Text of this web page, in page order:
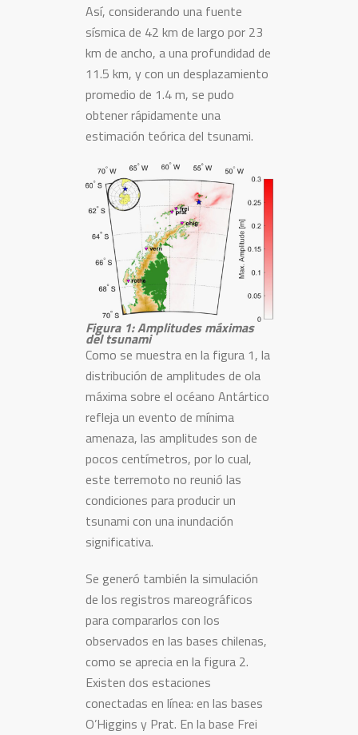
Así, considerando una fuente
sísmica de 42 km de largo por 23
km de ancho, a una profundidad de
11.5 km, y con un desplazamiento
promedio de 1.4 m, se pudo
obtener rápidamente una
estimación teórica del tsunami.
Figura 1: Amplitudes máximas
del tsunami
Como se muestra en la figura 1, la
distribución de amplitudes de ola
máxima sobre el océano Antártico
refleja un evento de mínima
amenaza, las amplitudes son de
pocos centímetros, por lo cual,
este terremoto no reunió las
condiciones para producir un
tsunami con una inundación
significativa.
Se generó también la simulación
de los registros mareográficos
para compararlos con los
observados en las bases chilenas,
como se aprecia en la figura 2.
Existen dos estaciones
conectadas en línea: en las bases
O’Higgins y Prat. En la base Frei